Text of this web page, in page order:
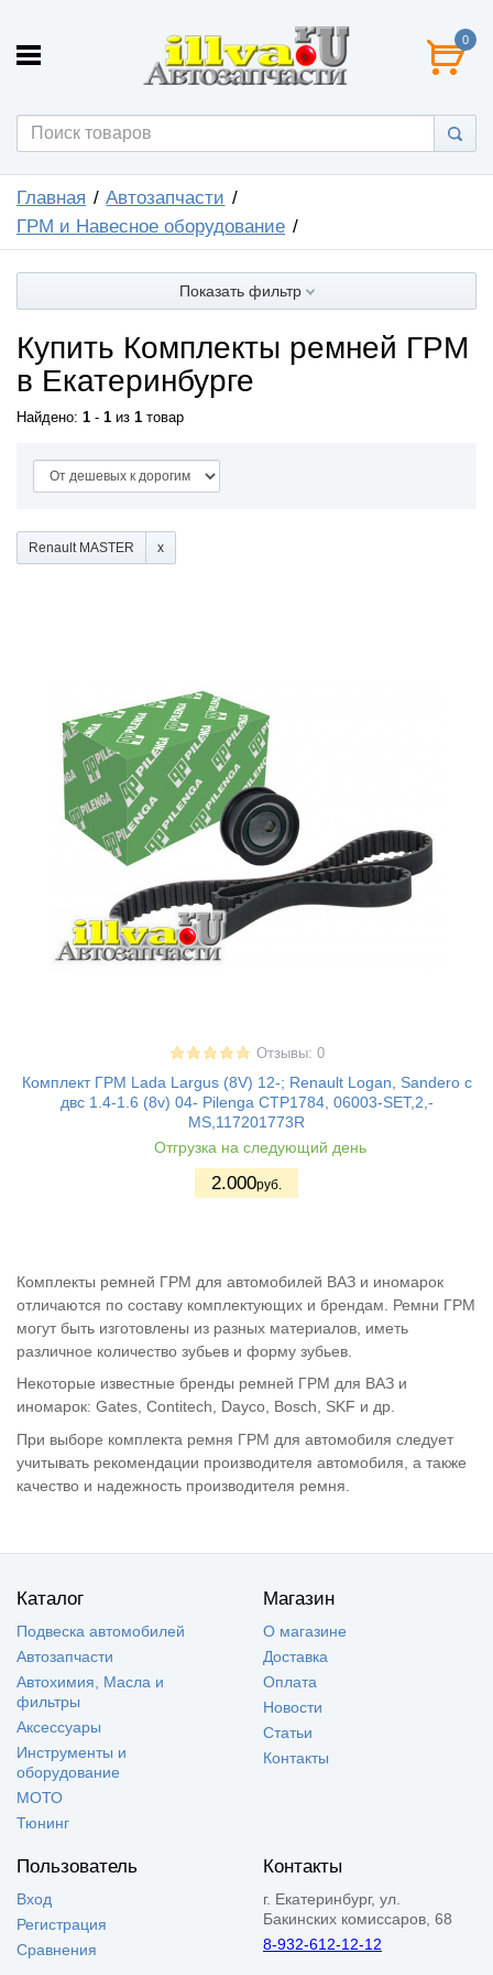
0
Главная
Автозапчасти
ГРМ и Навесное оборудование
Показать фильтр
Купить Комплекты ремней ГРМ
в Екатеринбурге
Найдено: 1 - 1 из 1 товар
Renault MASTER
Отзывы: 0
Комплект ГРМ Lada Largus (8V) 12-; Renault Logan, Sandero с
двс 1.4-1.6 (8v) 04- Pilenga CTP1784, 06003-SET,2,-
MS,117201773R
Отгрузка на следующий день
2.000руб.
Комплекты ремней ГРМ для автомобилей ВАЗ и иномарок
отличаются по составу комплектующих и брендам. Ремни ГРМ
могут быть изготовлены из разных материалов, иметь
различное количество зубьев и форму зубьев.
Некоторые известные бренды ремней ГРМ для ВАЗ и
иномарок: Gates, Contitech, Dayco, Bosch, SKF и др.
При выборе комплекта ремня ГРМ для автомобиля следует
учитывать рекомендации производителя автомобиля, а также
качество и надежность производителя ремня.
Каталог
Подвеска автомобилей
Автозапчасти
Автохимия, Масла и
фильтры
Аксессуары
Инструменты и
оборудование
МОТО
Тюнинг
Магазин
О магазине
Доставка
Оплата
Новости
Статьи
Контакты
Пользователь
Вход
Регистрация
Сравнения
Контакты
г. Екатеринбург, ул.
Бакинских комиссаров, 68
8-932-612-12-12